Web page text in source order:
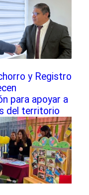
y Registro
para apoyar a
del territorio